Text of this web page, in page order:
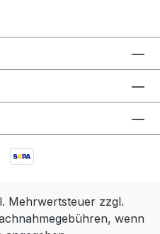
Mehrwertsteuer zzgl.
wenn
Hochkontrastmodus
Überschriften hervorheben